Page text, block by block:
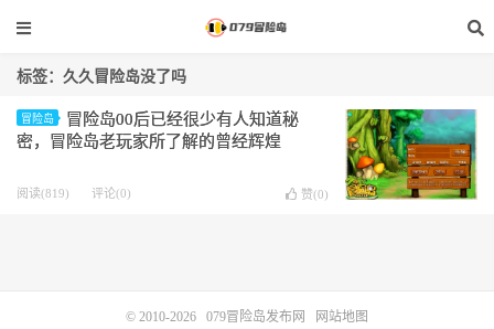
标签：久久冒险岛没了吗
冒险岛
冒险岛00后已经很少有人知道秘
密，冒险岛老玩家所了解的曾经辉煌
阅读(819) 评论(0) 赞(0)
© 2010-2026 079冒险岛发布网 网站地图